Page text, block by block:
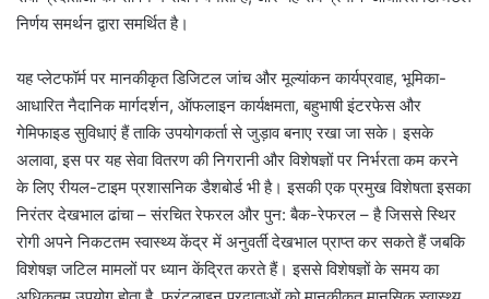
निर्णय समर्थन द्वारा समर्थित है।
यह प्लेटफॉर्म पर मानकीकृत डिजिटल जांच और मूल्यांकन कार्यप्रवाह, भूमिका-
आधारित नैदानिक ​​मार्गदर्शन, ऑफलाइन कार्यक्षमता, बहुभाषी इंटरफेस और
गेमिफाइड सुविधाएं हैं ताकि उपयोगकर्ता से जुड़ाव बनाए रखा जा सके। इसके
अलावा, इस पर यह सेवा वितरण की निगरानी और विशेषज्ञों पर निर्भरता कम करने
के लिए रीयल-टाइम प्रशासनिक डैशबोर्ड भी है। इसकी एक प्रमुख विशेषता इसका
निरंतर देखभाल ढांचा – संरचित रेफरल और पुन: बैक-रेफरल – है जिससे स्थिर
रोगी अपने निकटतम स्वास्थ्य केंद्र में अनुवर्ती देखभाल प्राप्त कर सकते हैं जबकि
विशेषज्ञ जटिल मामलों पर ध्यान केंद्रित करते हैं। इससे विशेषज्ञों के समय का